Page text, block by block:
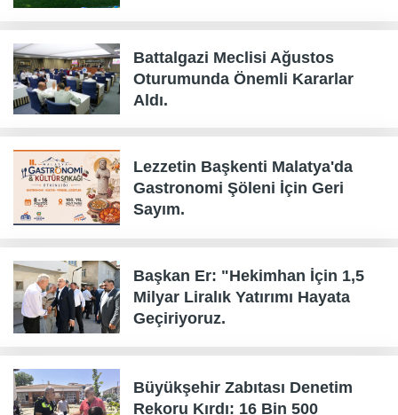
Battalgazi Meclisi Ağustos
Oturumunda Önemli Kararlar
Aldı.
Lezzetin Başkenti Malatya'da
Gastronomi Şöleni İçin Geri
Sayım.
Başkan Er: "Hekimhan İçin 1,5
Milyar Liralık Yatırımı Hayata
Geçiriyoruz.
Büyükşehir Zabıtası Denetim
Rekoru Kırdı: 16 Bin 500